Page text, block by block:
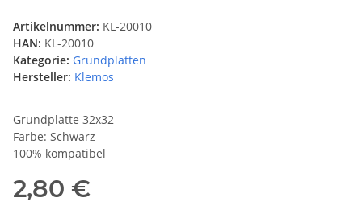
Artikelnummer: KL-20010
HAN: KL-20010
Kategorie: Grundplatten
Hersteller: Klemos
Grundplatte 32x32
Farbe: Schwarz
100% kompatibel
2,80 €